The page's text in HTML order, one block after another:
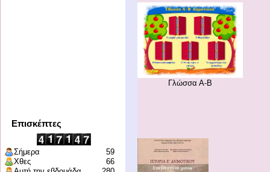
Επισκέπτες
Σήμερα
59
Χθες
66
Γλώσσα Α-Β